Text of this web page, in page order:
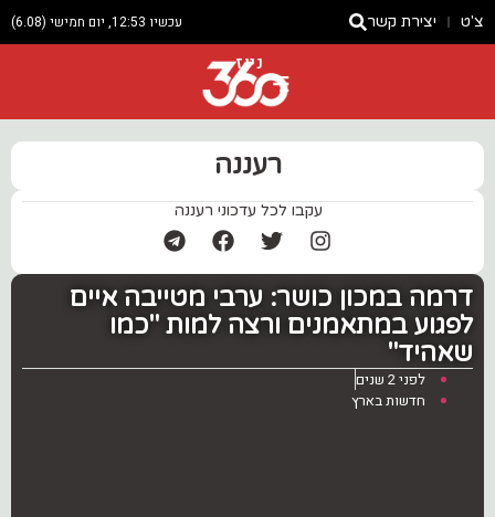
צ'ט יצירת קשר עכשיו 12:53, יום חמישי (6.08)
ניוז
רעננה
עקבו לכל עדכוני רעננה
דרמה במכון כושר: ערבי מטייבה איים
לפגוע במתאמנים ורצה למות "כמו
שאהיד"
לפני 2 שנים
חדשות בארץ